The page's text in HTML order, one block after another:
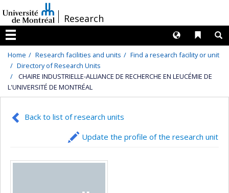
au
contenu
/Research
Menu
Liens
Langues
Home Research facilities and units
Find a research facility or unit
Directory of Research Units
CHAIRE INDUSTRIELLE-ALLIANCE DE RECHERCHE EN LEUCÉMIE DE
L'UNIVERSITÉ DE MONTRÉAL
Back to list of research units
Update the profile of the research unit